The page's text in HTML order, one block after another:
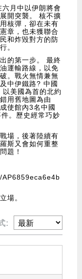
月中以伊朗將會
開突襲。 核不擴
核彈，卻在未有
章，也未獲聯合
和炸毀對方的防
。
的第一步。 最終
運輸路線，以免
。戰火無情兼無
中伊鐵路? 中國
美國為首的北約
用舊地圖為由
使館內3名中國
。歷史經常巧妙
場，後著陸續有
斯又會如何重整
題！
場。
: